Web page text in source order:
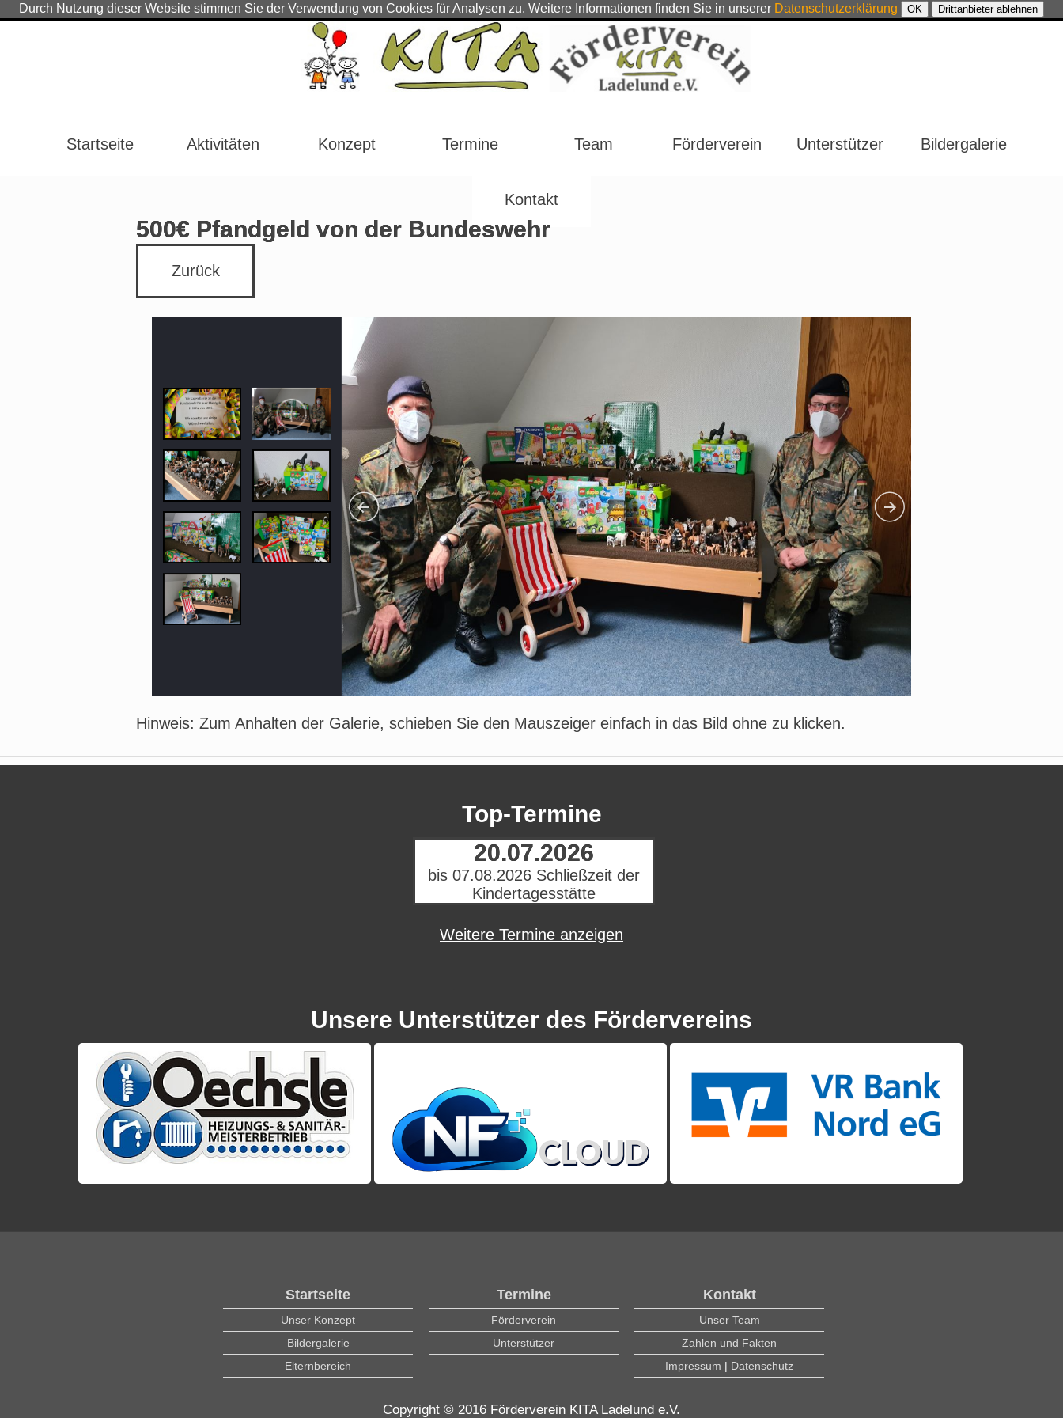
Durch Nutzung dieser Website stimmen Sie der Verwendung von Cookies für Analysen zu. Weitere Informationen finden Sie in unserer Datenschutzerklärung OK Drittanbieter ablehnen
Startseite Aktivitäten Konzept Termine Team Förderverein Unterstützer Bildergalerie
Kontakt
500€ Pfandgeld von der Bundeswehr
Zurück
Hinweis: Zum Anhalten der Galerie, schieben Sie den Mauszeiger einfach in das Bild ohne zu klicken.
Top-Termine
20.07.2026
bis 07.08.2026 Schließzeit der
Kindertagesstätte
Weitere Termine anzeigen
Unsere Unterstützer des Fördervereins
Startseite
Unser Konzept
Bildergalerie
Elternbereich
Termine
Förderverein
Unterstützer
Kontakt
Unser Team
Zahlen und Fakten
Impressum | Datenschutz
Copyright © 2016 Förderverein KITA Ladelund e.V.